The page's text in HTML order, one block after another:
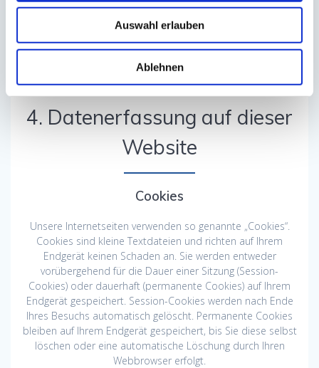
Auswahl erlauben
Ablehnen
Rechtsansprüchen oder zum Schutz der Rechte einer
anderen natürlichen oder juristischen Person oder aus
Gründen eines wichtigen öffentlichen Interesses der
Europäischen Union oder eines Mitgliedstaats verarbeitet
werden.
4. Datenerfassung auf dieser
Website
Cookies
Unsere Internetseiten verwenden so genannte „Cookies“.
Cookies sind kleine Textdateien und richten auf Ihrem
Endgerät keinen Schaden an. Sie werden entweder
vorübergehend für die Dauer einer Sitzung (Session-
Cookies) oder dauerhaft (permanente Cookies) auf Ihrem
Endgerät gespeichert. Session-Cookies werden nach Ende
Ihres Besuchs automatisch gelöscht. Permanente Cookies
bleiben auf Ihrem Endgerät gespeichert, bis Sie diese selbst
löschen oder eine automatische Löschung durch Ihren
Webbrowser erfolgt.